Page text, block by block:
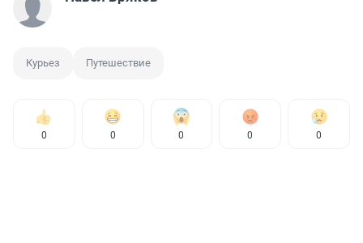
Курьез Путешествие
0 0 0 0 0